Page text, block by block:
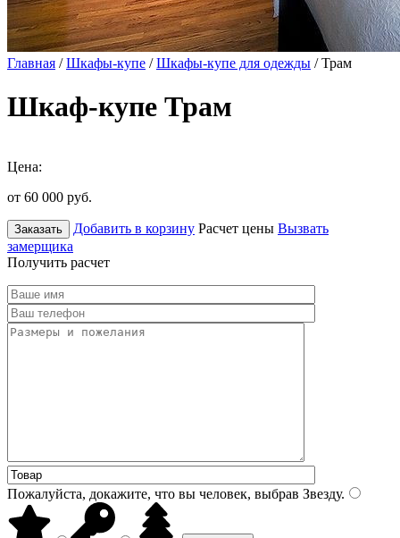
Главная /Шкафы-купе /Шкафы-купе для одежды / Трам
Шкаф-купе Трам
Цена:
от 60 000 руб.
Заказать Добавить в корзину Расчет цены Вызвать
замерщика
Получить расчет
Пожалуйста, докажите, что вы человек, выбрав Звезду.